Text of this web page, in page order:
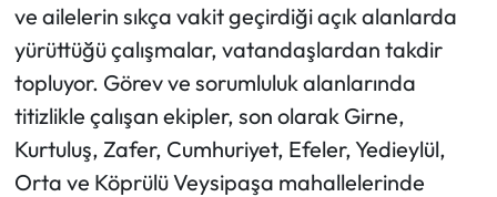
ve ailelerin sıkça vakit geçirdiği açık alanlarda
yürüttüğü çalışmalar, vatandaşlardan takdir
topluyor. Görev ve sorumluluk alanlarında
titizlikle çalışan ekipler, son olarak Girne,
Kurtuluş, Zafer, Cumhuriyet, Efeler, Yedieylül,
Orta ve Köprülü Veysipaşa mahallelerinde